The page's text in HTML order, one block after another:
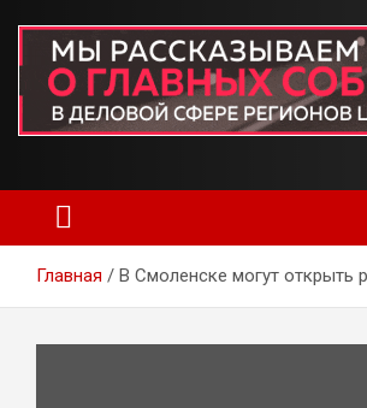
Главная В Смоленске могут открыть